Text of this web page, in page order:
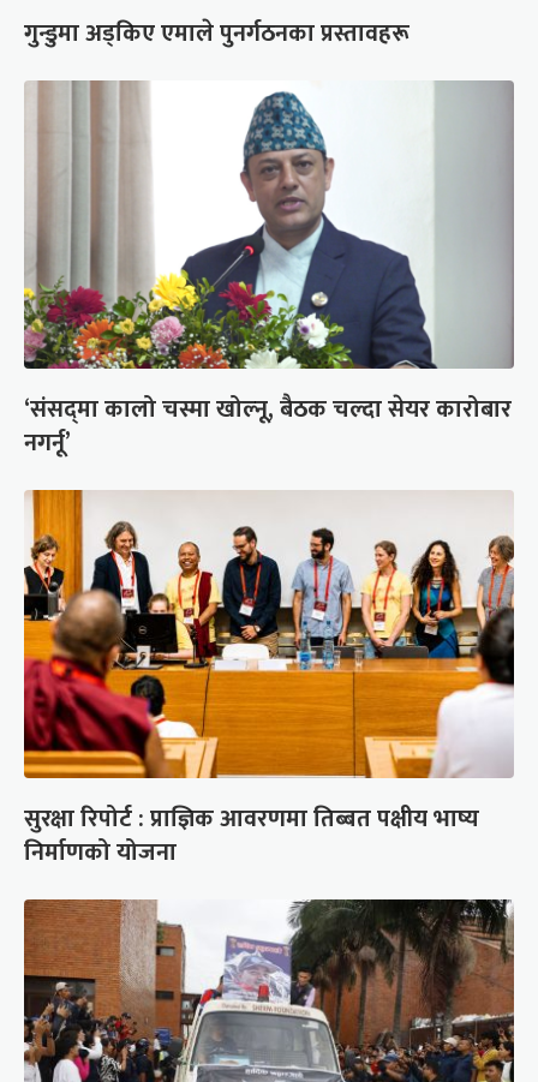
गुन्डुमा अड्किए एमाले पुनर्गठनका प्रस्तावहरू
‘संसद्‍मा कालो चस्मा खोल्नू, बैठक चल्दा सेयर कारोबार
नगर्नू’
सुरक्षा रिपोर्ट : प्राज्ञिक आवरणमा तिब्बत पक्षीय भाष्य
निर्माणको योजना